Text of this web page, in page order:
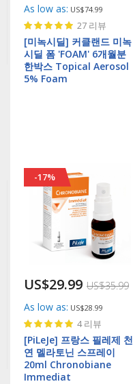
As low as US$74.99
Rating:
100%
27 리뷰
[미녹시딜] 커클랜드 미녹
시딜 폼 'FOAM' 6개월분
한박스 Topical Aerosol
5% Foam
-17%
US$29.99 US$35.99
As low as US$28.99
Rating:
97%
4리뷰
[PiLeJe] 프랑스 필레제 천
연 멜라토닌 스프레이
20ml Chronobiane
Immediat